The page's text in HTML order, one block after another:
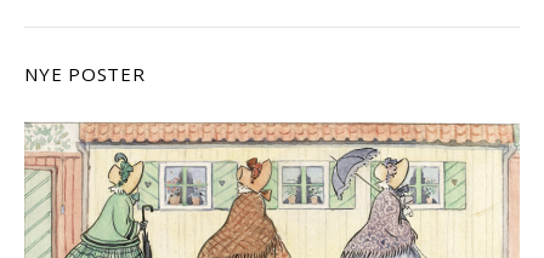
NYE POSTER